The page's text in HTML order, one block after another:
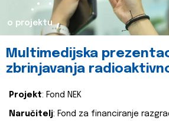
o projektu
Multimedijska
zbrinjavanja
Projekt: Fond NEK
Naručitelj: Fond za financiranje